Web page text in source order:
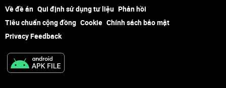
Về đề án Qui định sử dụng tư liệu Phản hồi
Tiêu chuẩn cộng đồng Cookie Chính sách bảo mật
Privacy Feedback